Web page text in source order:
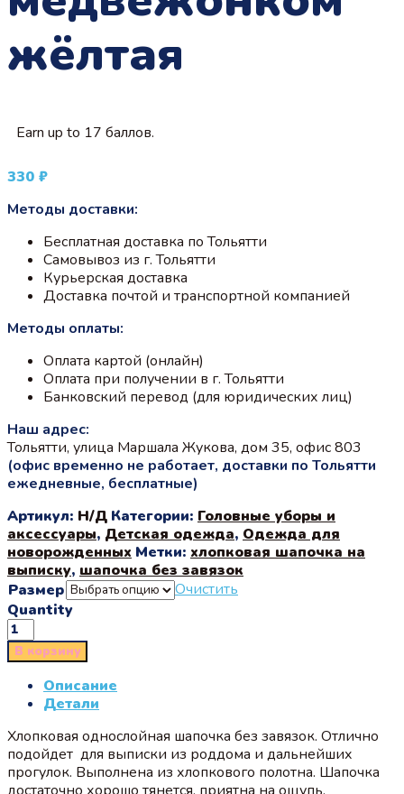
жёлтая
Earn up to 17 баллов.
330 ₽
Методы доставки:
Бесплатная доставка по Тольятти
Самовывоз из г. Тольятти
Курьерская доставка
Доставка почтой и транспортной компанией
Методы оплаты:
Оплата картой (онлайн)
Оплата при получении в г. Тольятти
Банковский перевод (для юридических лиц)
Наш адрес:
Тольятти, улица Маршала Жукова, дом 35, офис 803
(офис временно не работает, доставки по Тольятти
ежедневные, бесплатные)
Артикул: Н/Д Категории: Головные уборы и
аксессуары, Детская одежда, Одежда для
новорожденных Метки: хлопковая шапочка на
выписку, шапочка без завязок
Размер
Очистить
Quantity
В корзину
Описание
Детали
Хлопковая однослойная шапочка без завязок. Отлично
подойдет для выписки из роддома и дальнейших
прогулок. Выполнена из хлопкового полотна. Шапочка